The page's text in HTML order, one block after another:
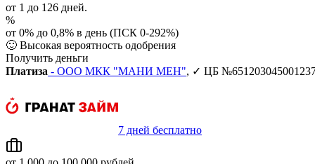
от 1 до 126 дней.
%
от 0% до 0,8% в день (ПСК 0-292%)
🙂 Высокая вероятность одобрения
Получить деньги
Платиза - ООО МКК "МАНИ МЕН", ✓ ЦБ
7 дней бесплатно